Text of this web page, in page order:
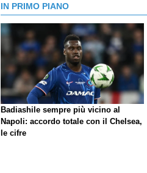
IN PRIMO PIANO
Badiashile sempre più vicino al
Napoli: accordo totale con il Chelsea,
le cifre